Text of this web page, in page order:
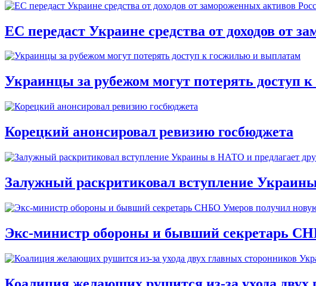
ЕС передаст Украине средства от доходов от
Украинцы за рубежом могут потерять доступ
Корецкий анонсировал ревизию госбюджета
Залужный раскритиковал вступление
Экс-министр обороны и бывший секретарь